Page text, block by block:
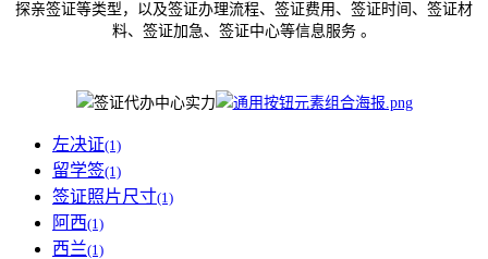
探亲签证等类型，以及签证办理流程、签证费用、签证时间、签证材
料、签证加急、签证中心等信息服务 。
左决证(1)
留学签(1)
签证照片尺寸(1)
阿西(1)
西兰(1)